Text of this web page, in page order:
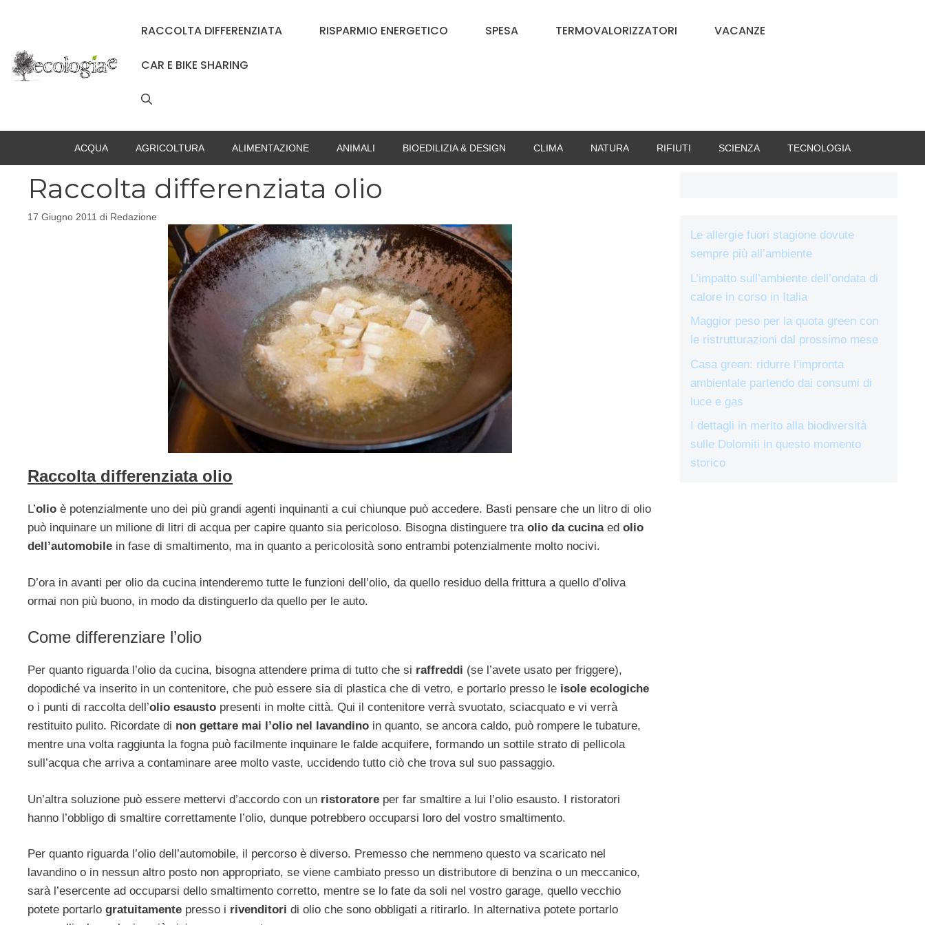
RACCOLTA DIFFERENZIATA RISPARMIO ENERGETICO SPESA TERMOVALORIZZATORI VACANZE
CAR E BIKE SHARING
ACQUA AGRICOLTURA ALIMENTAZIONE ANIMALI BIOEDILIZIA & DESIGN CLIMA NATURA RIFIUTI SCIENZA TECNOLOGIA
Raccolta differenziata olio
17 Giugno 2011 di Redazione
Raccolta differenziata olio
L’olio è potenzialmente uno dei più grandi agenti inquinanti a cui chiunque può accedere. Basti pensare che un litro di olio
può inquinare un milione di litri di acqua per capire quanto sia pericoloso. Bisogna distinguere tra olio da cucinaed olio
dell’automobile in fase di smaltimento, ma in quanto a pericolosità sono entrambi potenzialmente molto nocivi.
D’ora in avanti per olio da cucina intenderemo tutte le funzioni dell’olio, da quello residuo della frittura a quello d’oliva
ormai non più buono, in modo da distinguerlo da quello per le auto.
Come differenziare l’olio
Per quanto riguarda l’olio da cucina, bisogna attendere prima di tutto che si raffreddi (se l’avete usato per friggere),
dopodiché va inserito in un contenitore, che può essere sia di plastica che di vetro, e portarlo presso le isole ecologiche
o i punti di raccolta dell’olio esausto presenti in molte città. Qui il contenitore verrà svuotato, sciacquato e vi verrà
restituito pulito. Ricordate di non gettare mai l’olio nel lavandino in quanto, se ancora caldo, può rompere le tubature,
mentre una volta raggiunta la fogna può facilmente inquinare le falde acquifere, formando un sottile strato di pellicola
sull’acqua che arriva a contaminare aree molto vaste, uccidendo tutto ciò che trova sul suo passaggio.
Un’altra soluzione può essere mettervi d’accordo con un ristoratore per far smaltire a lui l’olio esausto. I ristoratori
hanno l’obbligo di smaltire correttamente l’olio, dunque potrebbero occuparsi loro del vostro smaltimento.
Per quanto riguarda l’olio dell’automobile, il percorso è diverso. Premesso che nemmeno questo va scaricato nel
lavandino o in nessun altro posto non appropriato, se viene cambiato presso un distributore di benzina o un meccanico,
sarà l’esercente ad occuparsi dello smaltimento corretto, mentre se lo fate da soli nel vostro garage, quello vecchio
potete portarlo gratuitamente presso i rivenditori di olio che sono obbligati a ritirarlo. In alternativa potete portarlo
Le allergie fuori stagione dovute
sempre più all’ambiente
L’impatto sull’ambiente dell’ondata di
calore in corso in Italia
Maggior peso per la quota green con
le ristrutturazioni dal prossimo mese
Casa green: ridurre l’impronta
ambientale partendo dai consumi di
luce e gas
I dettagli in merito alla biodiversità
sulle Dolomiti in questo momento
storico